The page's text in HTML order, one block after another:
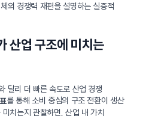
의 경쟁력 재편을 설명하는 실증적
산업 구조에 미치는
달리 더 빠른 속도로 산업 경쟁
를 통해 소비 중심의 구조 전환이 생산
치는지 관찰하면, 산업 내 가치